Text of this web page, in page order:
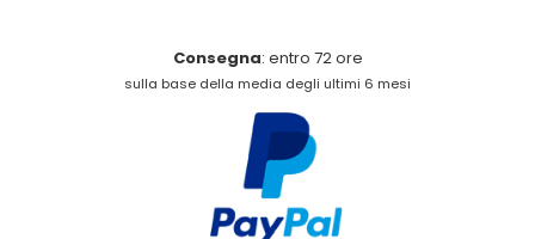
Consegna: entro 72 ore
sulla base della media degli ultimi 6 mesi